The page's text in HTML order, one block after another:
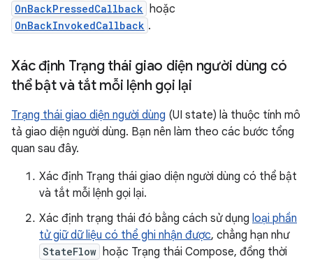
OnBackPressedCallback hoặc
OnBackInvokedCallback .
Xác định Trạng thái giao diện người dùng có
thể bật và tắt mỗi lệnh gọi lại
Trạng thái giao diện người dùng (UI state) là thuộc tính mô
tả giao diện người dùng. Bạn nên làm theo các bước tổng
quan sau đây.
Xác định Trạng thái giao diện người dùng có thể bật
và tắt mỗi lệnh gọi lại.
Xác định trạng thái đó bằng cách sử dụng loại phần
tử giữ dữ liệu có thể ghi nhận được, chẳng hạn như
StateFlow hoặc Trạng thái Compose, đồng thời